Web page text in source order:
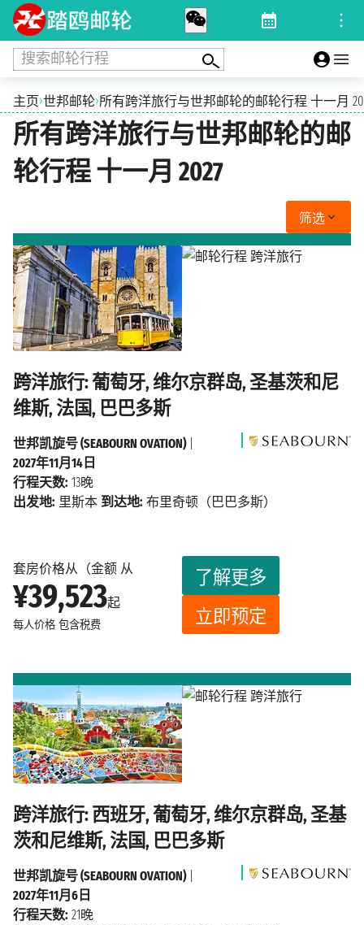
搜索邮轮行程
主页›世邦邮轮›所有跨洋旅行与世邦邮轮的邮轮行程 十一月
所有跨洋旅行与世邦邮轮的邮
轮行程 十一月 2027
筛选
跨洋旅行: 葡萄牙, 维尔京群岛, 圣基茨和尼
维斯, 法国, 巴巴多斯
套房价格从（金额 从
¥39,523起
每人价格 包含税费
了解更多
立即预定
世邦凯旋号 (SEABOURN OVATION)|
2027年11月14日
行程天数: 13晚
出发地: 里斯本 到达地: 布里奇顿（巴巴多斯）
跨洋旅行: 西班牙, 葡萄牙, 维尔京群岛, 圣基
茨和尼维斯, 法国, 巴巴多斯
世邦凯旋号 (SEABOURN OVATION)|
2027年11月6日
行程天数: 21晚